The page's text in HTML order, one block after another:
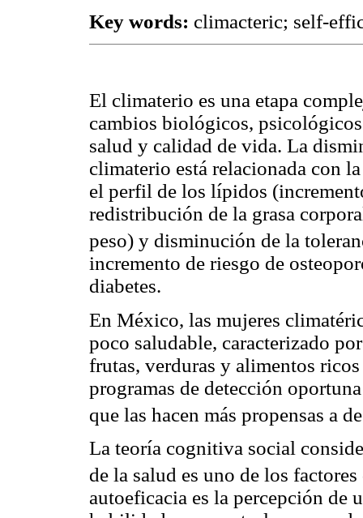
Key words: climacteric; self-
El climaterio es una etapa
cambios biológicos,
salud y calidad de vida. La
climaterio está relacionada con
el perfil de los lípidos
redistribución de la grasa
peso) y disminución de la
incremento de riesgo de
diabetes.
En México, las mujeres
poco saludable, caracterizado
frutas, verduras y alimentos
programas de detección
que las hacen más propensas a
La teoría cognitiva social
de la salud es uno de los
autoeficacia es la percepción de